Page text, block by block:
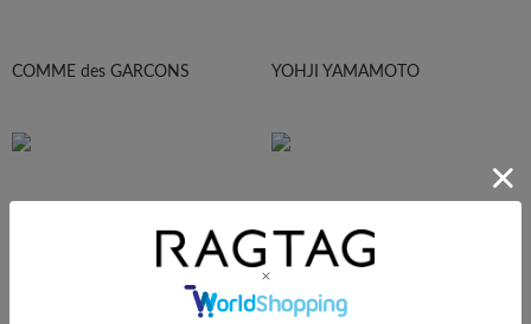
COMME des GARCONS YOHJI YAMAMOTO
HOMME PLISEE